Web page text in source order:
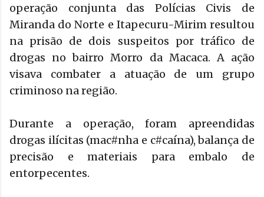
operação conjunta das Polícias Civis de
Miranda do Norte e Itapecuru-Mirim resultou
na prisão de dois suspeitos por tráfico de
drogas no bairro Morro da Macaca. A ação
visava combater a atuação de um grupo
criminoso na região.
Durante a operação, foram apreendidas
drogas ilícitas (mac#nha e c#caína), balança de
precisão e materiais para embalo de
entorpecentes.